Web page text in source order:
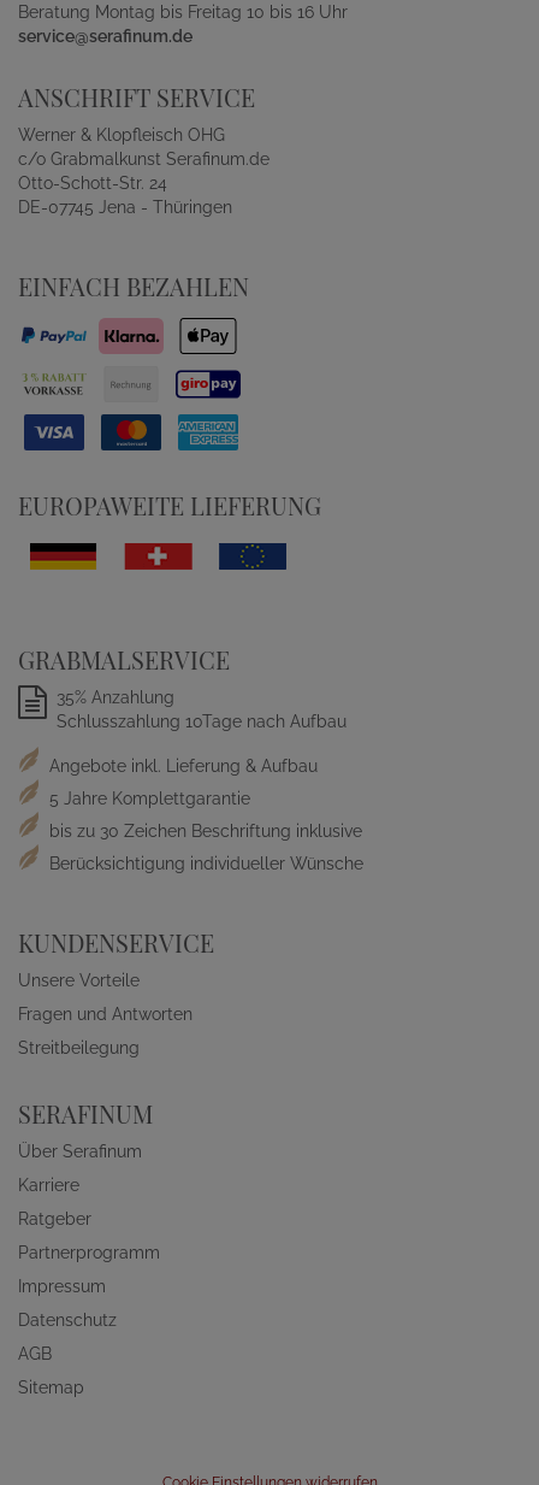
Beratung Montag bis Freitag 10 bis 16 Uhr
service@serafinum.de
ANSCHRIFT SERVICE
Werner & Klopfleisch OHG
c/o Grabmalkunst Serafinum.de
Otto-Schott-Str. 24
DE-07745 Jena - Thüringen
EINFACH BEZAHLEN
EUROPAWEITE LIEFERUNG
GRABMALSERVICE
35% Anzahlung
Schlusszahlung 10Tage nach Aufbau
Angebote inkl. Lieferung & Aufbau
5 Jahre Komplettgarantie
bis zu 30 Zeichen Beschriftung inklusive
Berücksichtigung individueller Wünsche
KUNDENSERVICE
Unsere Vorteile
Fragen und Antworten
Streitbeilegung
SERAFINUM
Über Serafinum
Karriere
Ratgeber
Partnerprogramm
Impressum
Datenschutz
AGB
Sitemap